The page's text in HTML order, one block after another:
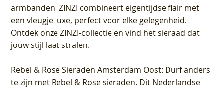
armbanden. ZINZI combineert eigentijdse flair met
een vleugje luxe, perfect voor elke gelegenheid.
Ontdek onze ZINZI-collectie en vind het sieraad dat
jouw stijl laat stralen.
Rebel & Rose Sieraden Amsterdam Oost: Durf anders
te zijn met Rebel & Rose sieraden. Dit Nederlandse